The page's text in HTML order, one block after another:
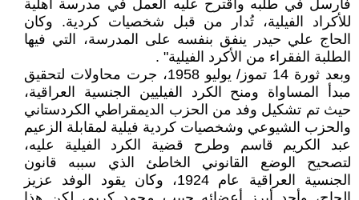
فأرسل في طلبه واقترح عليه العمل في مدرسة أهلية
للأكراد الفيلية، تُدار من قبل شخصيات كردية. وكان
الحاج علي حيدر ينفق بنفسه على المدرسة، التي فيها
الطلبة الفقراء من الأكرد الفيلية" .
وبعد ثورة 14 تموز/ يوليو 1958، جرت محاولات لتحقيق
مبدأ المساواة ومنح الكرد الفيليين الجنسية العراقية،
حيث تم تشكيل وفد من الحزب الديمقراطي الكردستاني
والحزب الشيوعي وشخصيات كردية فيلية لمقابلة الزعيم
عبد الكريم قاسم وطرح قضية الكرد الفيلية عليه،
لتصحيح الوضع القانوني الخاطئ الذي سببه قانون
الجنسية العراقية عام 1924، وكان يقود الوفد عزيز